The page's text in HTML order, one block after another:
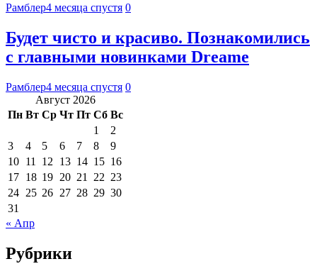
Рамблер4 месяца спустя 0
Будет чисто и красиво. Познакомились
с главными новинками Dreame
Рамблер4 месяца спустя 0
Август 2026
Пн Вт Ср Чт Пт Сб Вс
1
2
3
4 5 6 7 8
9
10 11 12 13 14 15 16
17 18 19 20 21 22 23
24 25 26 27 28 29 30
31
« Апр
Рубрики